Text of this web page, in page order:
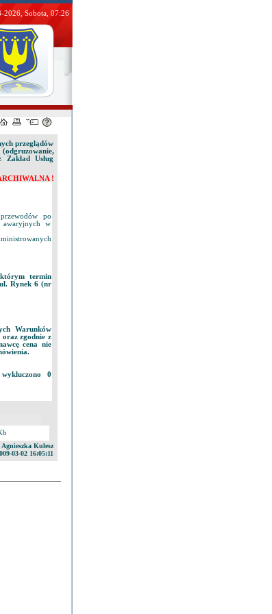
2026, Sobota, 07:26
przeglądów
Usług
!
po
awaryjnych w
termin
ul. Rynek 6 (nr
Warunków
oraz zgodnie z
cena nie
0
Agnieszka Kulesz
03-02 16:05:11